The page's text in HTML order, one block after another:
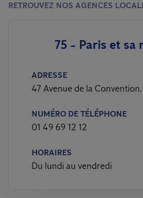
RETROUVEZ NOS AGENCES
75 - Paris et sa
ADRESSE
47 Avenue de la
NUMÉRO DE TÉLÉPHONE
01 49 69 12 12
HORAIRES
Du lundi au vendredi